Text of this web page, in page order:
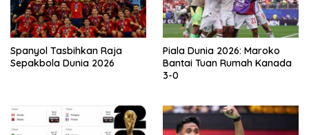
Spanyol Tasbihkan Raja
Sepakbola Dunia 2026
Piala Dunia 2026: Maroko
Bantai Tuan Rumah Kanada
3-0